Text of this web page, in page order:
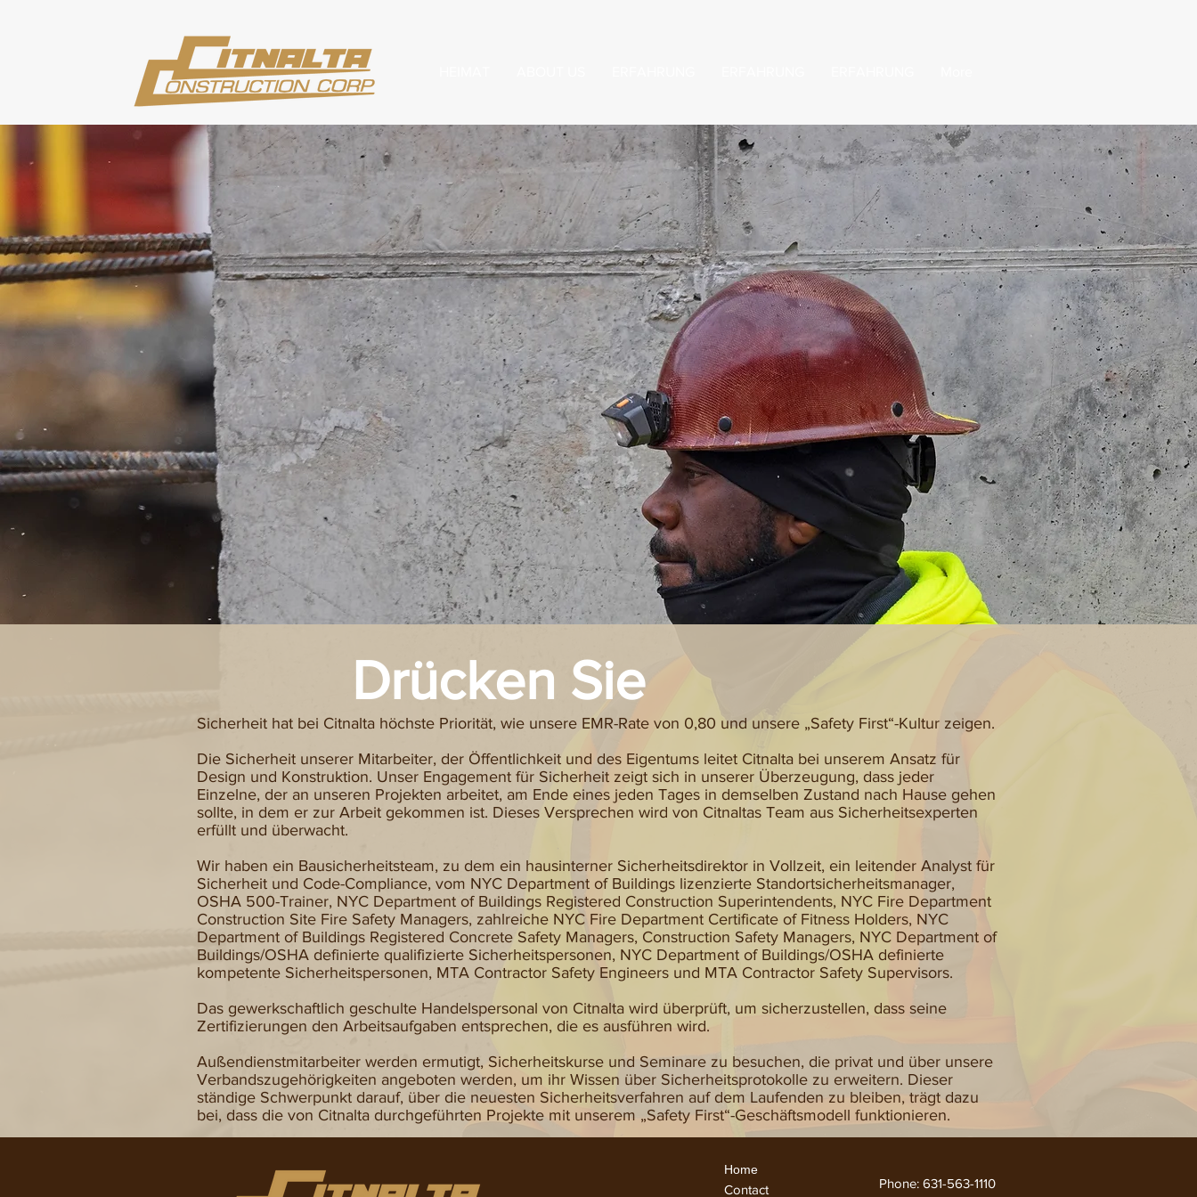
Drücken Sie
Sicherheit hat bei Citnalta höchste Priorität, wie unsere EMR-Rate von 0,80 und unsere „Safety First“-Kultur zeigen.
Die Sicherheit unserer Mitarbeiter, der Öffentlichkeit und des Eigentums leitet Citnalta bei unserem Ansatz für
Design und Konstruktion. Unser Engagement für Sicherheit zeigt sich in unserer Überzeugung, dass jeder
Einzelne, der an unseren Projekten arbeitet, am Ende eines jeden Tages in demselben Zustand nach Hause gehen
sollte, in dem er zur Arbeit gekommen ist. Dieses Versprechen wird von Citnaltas Team aus Sicherheitsexperten
erfüllt und überwacht.
​Wir haben ein Bausicherheitsteam, zu dem ein hausinterner Sicherheitsdirektor in Vollzeit, ein leitender Analyst für
Sicherheit und Code-Compliance, vom NYC Department of Buildings lizenzierte Standortsicherheitsmanager,
OSHA 500-Trainer, NYC Department of Buildings Registered Construction Superintendents, NYC Fire Department
Construction Site Fire Safety Managers, zahlreiche NYC Fire Department Certificate of Fitness Holders, NYC
Department of Buildings Registered Concrete Safety Managers, Construction Safety Managers, NYC Department of
Buildings/OSHA definierte qualifizierte Sicherheitspersonen, NYC Department of Buildings/OSHA definierte
kompetente Sicherheitspersonen, MTA Contractor Safety Engineers und MTA Contractor Safety Supervisors.
Das gewerkschaftlich geschulte Handelspersonal von Citnalta wird überprüft, um sicherzustellen, dass seine
Zertifizierungen den Arbeitsaufgaben entsprechen, die es ausführen wird.
Außendienstmitarbeiter werden ermutigt, Sicherheitskurse und Seminare zu besuchen, die privat und über unsere
Verbandszugehörigkeiten angeboten werden, um ihr Wissen über Sicherheitsprotokolle zu erweitern. Dieser
ständige Schwerpunkt darauf, über die neuesten Sicherheitsverfahren auf dem Laufenden zu bleiben, trägt dazu
bei, dass die von Citnalta durchgeführten Projekte mit unserem „Safety First“-Geschäftsmodell funktionieren.
Home
Contact Phone: 631-563-1110